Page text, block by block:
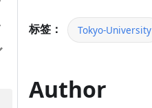
标签： Tokyo-University
Author